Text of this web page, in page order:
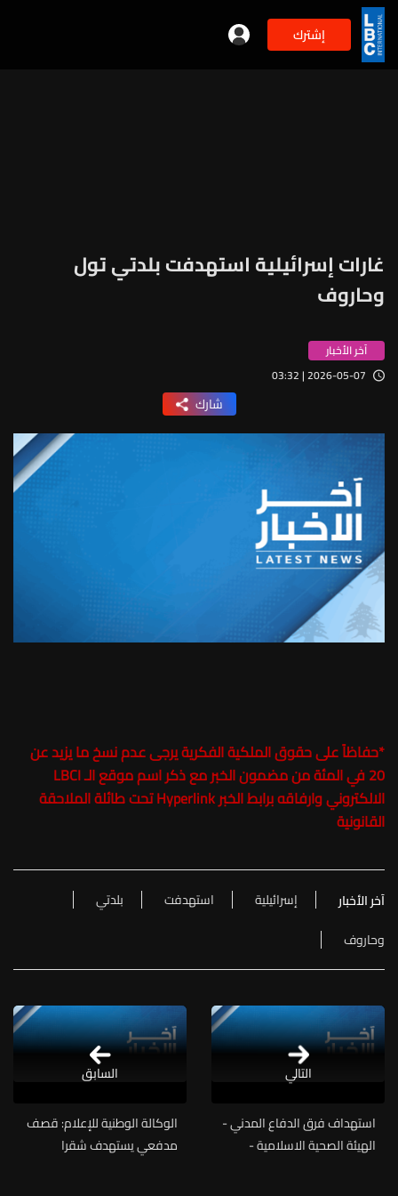
إشترك
غارات إسرائيلية استهدفت بلدتي تول
وحاروف
آخر الأخبار
2026-05-07 | 03:32
شارك
*حفاظاً على حقوق الملكية الفكرية يرجى عدم نسخ ما يزيد عن
20 في المئة من مضمون الخبر مع ذكر اسم موقع الـ LBCI
الالكتروني وارفاقه برابط الخبر Hyperlink تحت طائلة الملاحقة
القانونية
آخر الأخبار إسرائيلية استهدفت
بلدتي
وحاروف
التالي
استهداف فرق الدفاع المدني -
الهيئة الصحية الاسلامية -
الوكالة الوطنية للإعلام: قصف
مدفعي يستهدف شقرا
السابق